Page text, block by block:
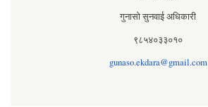
गुनासो सुनवाई अधिकारी
९८५४०३३०१०
gunaso.ekdara@gmail.com